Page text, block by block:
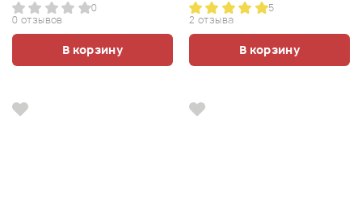
0
0 отзывов
В корзину
5
2 отзыва
В корзину